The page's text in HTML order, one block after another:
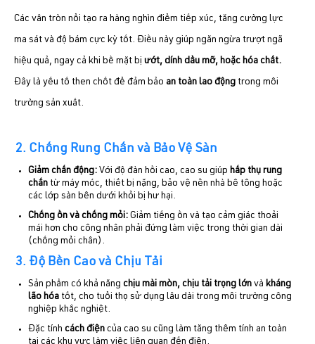
Các vân tròn nổi tạo ra hàng nghìn điểm tiếp xúc, tăng cường lực
ma sát và độ bám cực kỳ tốt. Điều này giúp ngăn ngừa trượt ngã
hiệu quả, ngay cả khi bề mặt bị ướt, dính dầu mỡ, hoặc hóa chất.
Đây là yếu tố then chốt để đảm bảo an toàn lao động trong môi
trường sản xuất.
2. Chống Rung Chấn và Bảo Vệ Sàn
Giảm chấn động: Với độ đàn hồi cao, cao su giúp hấp thụ rung
chấn từ máy móc, thiết bị nặng, bảo vệ nền nhà bê tông hoặc
các lớp sàn bên dưới khỏi bị hư hại.
Chống ồn và chống mỏi: Giảm tiếng ồn và tạo cảm giác thoải
mái hơn cho công nhân phải đứng làm việc trong thời gian dài
(chống mỏi chân).
3. Độ Bền Cao và Chịu Tải
Sản phẩm có khả năng chịu mài mòn, chịu tải trọng lớn và kháng
lão hóa tốt, cho tuổi thọ sử dụng lâu dài trong môi trường công
nghiệp khắc nghiệt.
Đặc tính cách điện của cao su cũng làm tăng thêm tính an toàn
tại các khu vực làm việc liên quan đến điện.